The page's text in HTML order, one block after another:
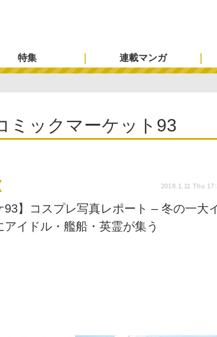
特集 連載マンガ
ミックマーケット93
2018.1.11 Thu
93】コスプレ写真レポート – 冬の一大
アイドル・艦船・英霊が集う